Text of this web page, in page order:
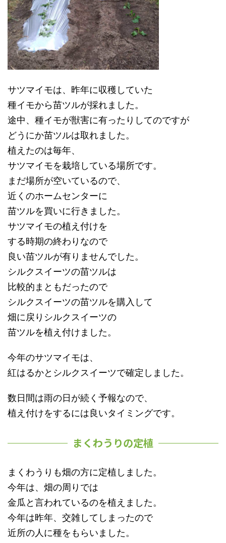
サツマイモは、昨年に収穫していた
種イモから苗ツルが採れました。
途中、種イモが獣害に有ったりしてのですが
どうにか苗ツルは取れました。
植えたのは毎年、
サツマイモを栽培している場所です。
まだ場所が空いているので、
近くのホームセンターに
苗ツルを買いに行きました。
サツマイモの植え付けを
する時期の終わりなので
良い苗ツルが有りませんでした。
シルクスイーツの苗ツルは
比較的まともだったので
シルクスイーツの苗ツルを購入して
畑に戻りシルクスイーツの
苗ツルを植え付けました。
今年のサツマイモは、
紅はるかとシルクスイーツで確定しました。
数日間は雨の日が続く予報なので、
植え付けをするには良いタイミングです。
まくわうりの定植
まくわうりも畑の方に定植しました。
今年は、畑の周りでは
金瓜と言われているのを植えました。
今年は昨年、交雑してしまったので
近所の人に種をもらいました。